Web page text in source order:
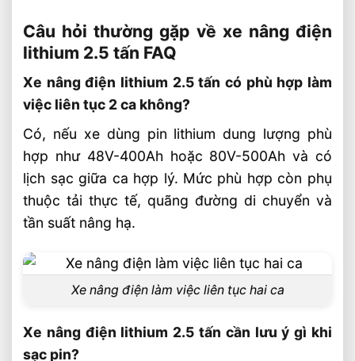
Câu hỏi thường gặp về xe nâng điện
lithium 2.5 tấn FAQ
Xe nâng điện lithium 2.5 tấn có phù hợp làm
việc liên tục 2 ca không?
Có, nếu xe dùng pin lithium dung lượng phù
hợp như 48V-400Ah hoặc 80V-500Ah và có
lịch sạc giữa ca hợp lý. Mức phù hợp còn phụ
thuộc tải thực tế, quãng đường di chuyển và
tần suất nâng hạ.
Xe nâng điện làm việc liên tục hai ca
Xe nâng điện lithium 2.5 tấn cần lưu ý gì khi
sạc pin?